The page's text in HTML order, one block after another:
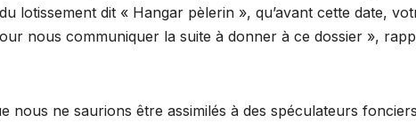
lotissement dit « Hangar pèlerin », qu’avant cette date,
nous communiquer la suite à donner à ce dossier »,
ne saurions être assimilés à des spéculateurs